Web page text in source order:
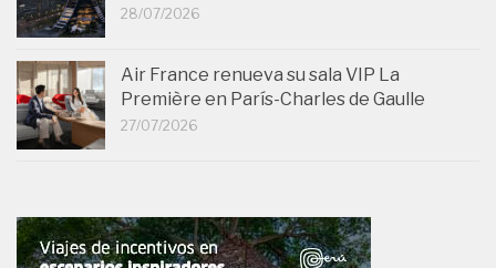
28/07/2026
Air France renueva su sala VIP La
Première en París-Charles de Gaulle
27/07/2026